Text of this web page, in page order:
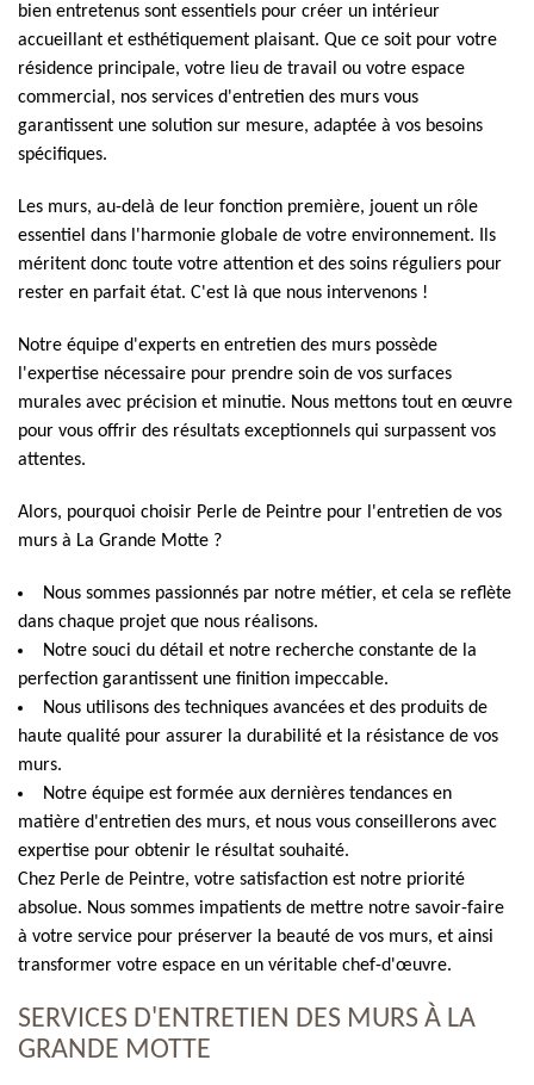
bien entretenus sont essentiels pour créer un intérieur
accueillant et esthétiquement plaisant. Que ce soit pour votre
résidence principale, votre lieu de travail ou votre espace
commercial, nos services d'entretien des murs vous
garantissent une solution sur mesure, adaptée à vos besoins
spécifiques.
Les murs, au-delà de leur fonction première, jouent un rôle
essentiel dans l'harmonie globale de votre environnement. Ils
méritent donc toute votre attention et des soins réguliers pour
rester en parfait état. C'est là que nous intervenons !
Notre équipe d'experts en entretien des murs possède
l'expertise nécessaire pour prendre soin de vos surfaces
murales avec précision et minutie. Nous mettons tout en œuvre
pour vous offrir des résultats exceptionnels qui surpassent vos
attentes.
Alors, pourquoi choisir Perle de Peintre pour l'entretien de vos
murs à La Grande Motte ?
Nous sommes passionnés par notre métier, et cela se reflète
dans chaque projet que nous réalisons.
Notre souci du détail et notre recherche constante de la
perfection garantissent une finition impeccable.
Nous utilisons des techniques avancées et des produits de
haute qualité pour assurer la durabilité et la résistance de vos
murs.
Notre équipe est formée aux dernières tendances en
matière d'entretien des murs, et nous vous conseillerons avec
expertise pour obtenir le résultat souhaité.
Chez Perle de Peintre, votre satisfaction est notre priorité
absolue. Nous sommes impatients de mettre notre savoir-faire
à votre service pour préserver la beauté de vos murs, et ainsi
transformer votre espace en un véritable chef-d'œuvre.
SERVICES D'ENTRETIEN DES MURS À LA
GRANDE MOTTE